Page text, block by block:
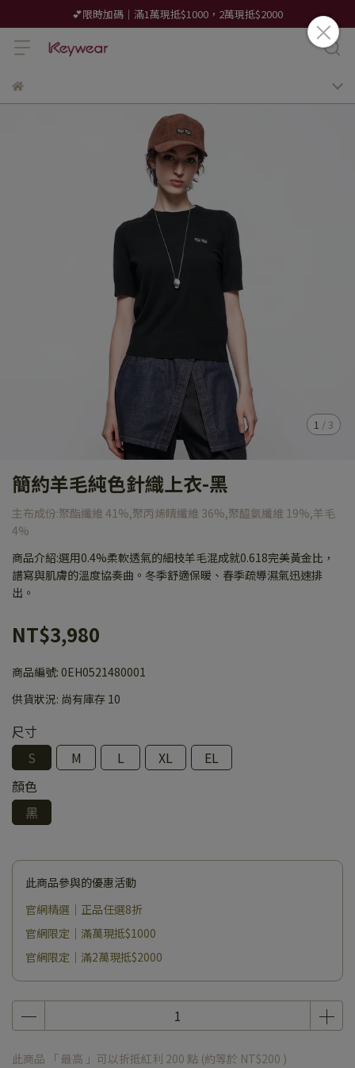
💕限時加碼｜滿1萬現抵$1000，2萬現抵$2000
1 / 3
簡約羊毛純色針織上衣-黑
主布成份:聚酯纖維 41%,聚丙烯睛纖維 36%,聚醯氨纖維 19%,羊毛
4%
商品介紹:選用0.4%柔軟透氣的細枝羊毛混成就0.618完美黃金比，
譜寫與肌膚的溫度協奏曲。冬季舒適保暖、春季疏導濕氣迅速排
出。
NT$3,980
商品編號: 0EH0521480001
供貨狀況: 尚有庫存 10
尺寸
S
M L XL
EL
顏色
黑
此商品參與的優惠活動
官網精選｜正品任選8折
官網限定｜滿萬現抵$1000
官網限定｜滿2萬現抵$2000
此商品 「 最高 」可以折抵紅利 200 點 (約等於 NT$200 )